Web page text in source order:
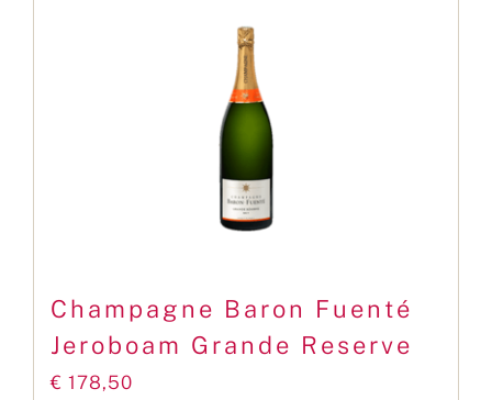
Champagne Baron Fuenté
Jeroboam Grande Reserve
€ 178,50